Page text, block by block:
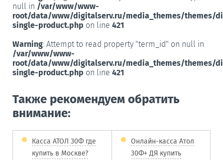
null in /var/www/www-
root/data/www/digitalserv.ru/media_themes/themes/
single-product.php on line 421
Warning: Attempt to read property "term_id" on null in
/var/www/www-
root/data/www/digitalserv.ru/media_themes/themes/
single-product.php on line 421
Также рекомендуем обратить
внимание:
Касса АТОЛ 30Ф где
купить в Москве?
Онлайн-касса Атол
30Ф+ ДЯ купить